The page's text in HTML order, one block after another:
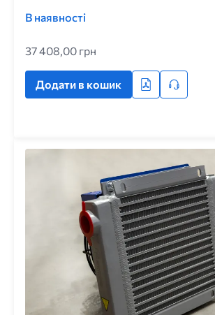
В наявності
37 408,00 грн
Додати в кошик